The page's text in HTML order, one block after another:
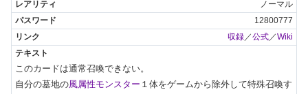
ノーマル
12800777
収録／公式／Wiki
このカードは通常召喚できない。
自分の墓地の風属性モンスター １体をゲームから除外して特殊召喚す